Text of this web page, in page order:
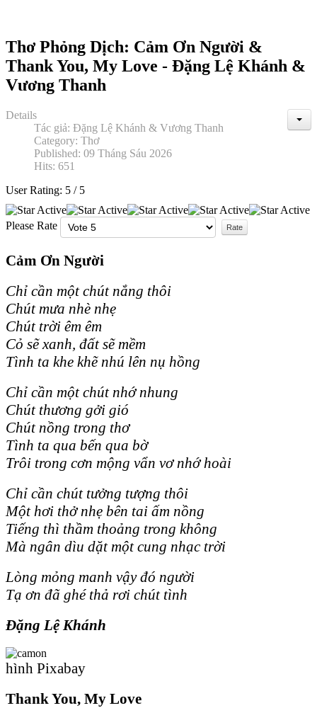
Thơ Phỏng Dịch: Cảm Ơn Người &
Thank You, My Love - Đặng Lệ Khánh &
Vương Thanh
Details
Tác giả: Đặng Lệ Khánh & Vương Thanh
Category: Thơ
Published: 09 Tháng Sáu 2026
Hits: 651
User Rating: 5 / 5
Please Rate
Cảm Ơn Người
Chỉ cần một chút nắng thôi
Chút mưa nhè nhẹ
Chút trời êm êm
Cỏ sẽ xanh, đất sẽ mềm
Tình ta khe khẽ nhú lên nụ hồng
Chỉ cần một chút nhớ nhung
Chút thương gởi gió
Chút nồng trong thơ
Tình ta qua bến qua bờ
Trôi trong cơn mộng vẩn vơ nhớ hoài
Chỉ cần chút tưởng tượng thôi
Một hơi thở nhẹ bên tai ấm nồng
Tiếng thì thầm thoảng trong không
Mà ngân dìu dặt một cung nhạc trời
Lòng mỏng manh vậy đó người
Tạ ơn đã ghé thả rơi chút tình
Đặng Lệ Khánh
hình Pixabay
Thank You, My Love